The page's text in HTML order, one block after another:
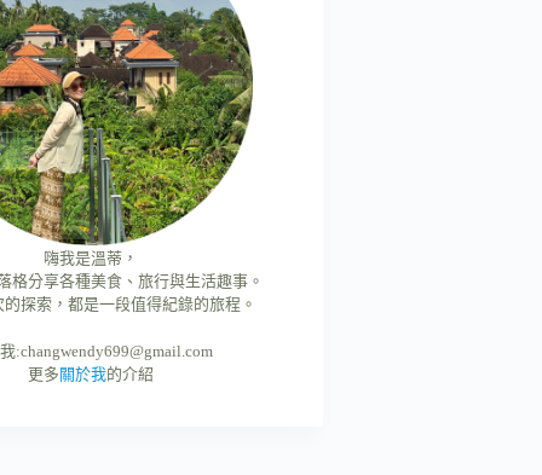
嗨我是溫蒂，
格分享各種美食、旅行與生活趣事。
探索，都是一段值得紀錄的旅程。
:changwendy699@gmail.com
更多關於我的介紹